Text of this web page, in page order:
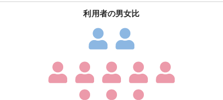
利用者の男女比